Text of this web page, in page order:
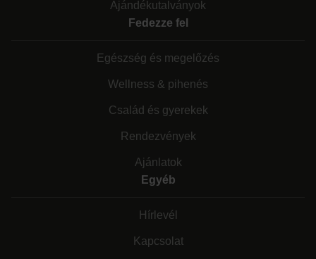
Ajándékutalványok
Fedezze fel
Egészség és megelőzés
Wellness & pihenés
Család és gyerekek
Rendezvények
Ajánlatok
Egyéb
Hírlevél
Kapcsolat